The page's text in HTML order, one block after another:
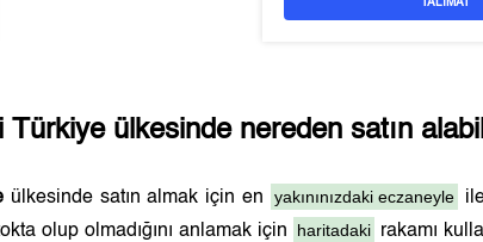
TALIMAT
Türkiyeülkesinde nereden satın
ülkesinde satın almak için en yakınınızdaki eczaneyle
olup olmadığını anlamak için haritadaki rakamı